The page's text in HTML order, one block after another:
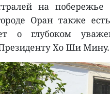
на побережье
Оран также
о глубоком
Хо Ши Мину.